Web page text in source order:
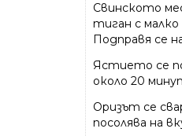
Свинското
тиган с малко
Подправя се
Ястието се
около 20
Оризът се
посолява на